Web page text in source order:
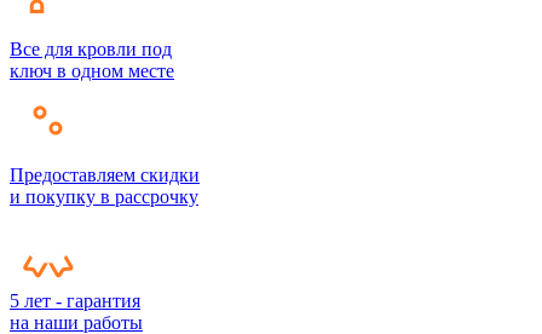
Все для кровли под
ключ в одном месте
Предоставляем скидки
и покупку в рассрочку
5 лет - гарантия
на наши работы